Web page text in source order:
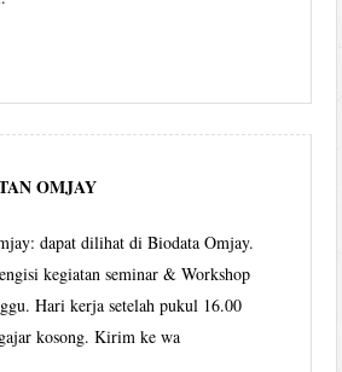
OMJAY
dapat dilihat di Biodata Omjay.
kegiatan seminar & Workshop
Hari kerja setelah pukul 16.00
kosong. Kirim ke wa